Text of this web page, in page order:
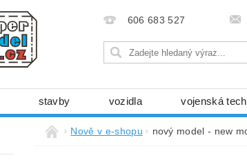
606 683 527
stavby vozidla vojenská
mechanismy, stavební stroje
Nově v e-shopu nový model - new